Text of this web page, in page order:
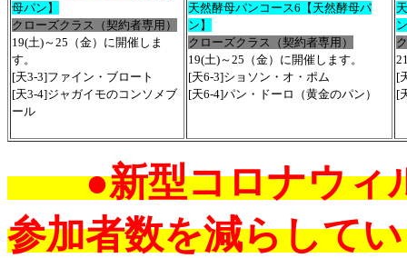
母パン】
クローズクラス（契約者専用）
19(土)～25（金）に開催しま
す。
[天3-3]ファイン・ブロート
[天3-4]ジャガイモのコンソメブ
ール
天然酵母パンコース6【天然酵母パ
ン】
クローズクラス（契約者専用）
19(土)～25（金）に開催します。
[天6-3]ショソン・オ・ポム
[天6-4]パン・ドーロ（黄金のパン）
[
[
●新型コロナウィル
参加者数を減らして